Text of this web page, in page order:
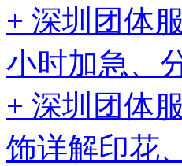
+ 深圳团体
小时加急、
+ 深圳团体
饰详解印花